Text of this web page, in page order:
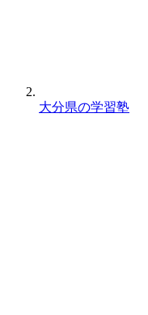
大分県の学習塾